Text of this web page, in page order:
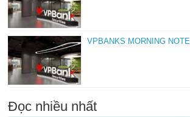
VPBANKS MORNING
Đọc nhiều nhất